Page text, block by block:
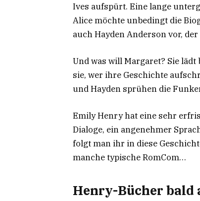
Ives aufspürt. Eine lange
Alice möchte unbedingt die
auch Hayden Anderson vor,
Und was will Margaret? Sie
sie, wer ihre Geschichte
und Hayden sprühen die
Emily Henry hat eine sehr
Dialoge, ein angenehmer
folgt man ihr in diese
manche typische RomCom…
Henry-Bücher bald